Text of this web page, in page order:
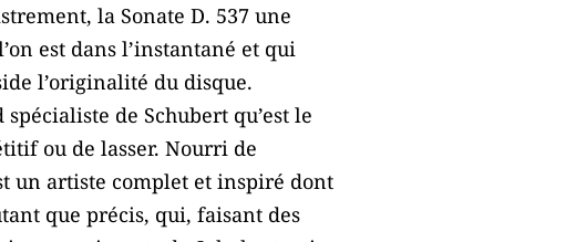
la Sonate D. 537 une
est dans l’instantané et qui
l’originalité du disque.
de Schubert qu’est le
ou de lasser. Nourri de
un artiste complet et inspiré dont
que précis, qui, faisant des